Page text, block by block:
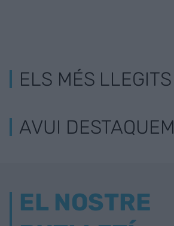
ELS MÉS LLEGITS
AVUI DESTAQUEM
EL NOSTRE